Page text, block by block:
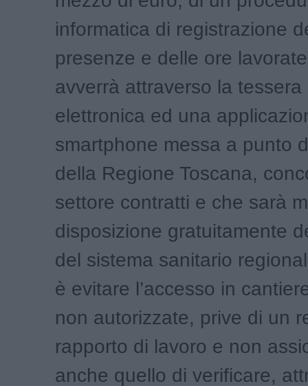
informatica di registrazione
presenze e delle ore
avverrà attraverso la tessera
elettronica ed una
smartphone messa a punto
della Regione Toscana,
settore contratti e che sarà
disposizione gratuitamente
del sistema sanitario
è evitare l’accesso in
non autorizzate, prive di un
rapporto di lavoro e non
anche quello di verificare,